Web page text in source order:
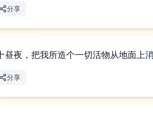
分享
昼夜，把我所造个一切活物从地面上
分享